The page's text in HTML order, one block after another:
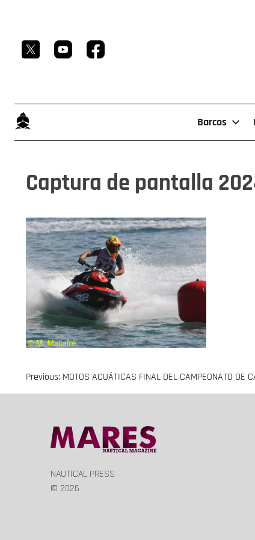
Barcos
Captura de pantalla
Navegación
entradas
Previous: MOTOS ACUÁTICAS FINAL DEL CAMPEONATO DE
NAUTICAL PRESS
© 2026